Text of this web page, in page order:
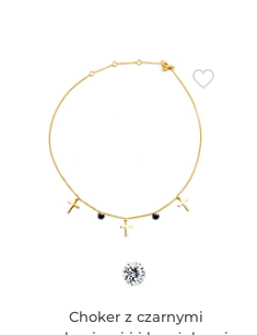
Choker z czarnymi